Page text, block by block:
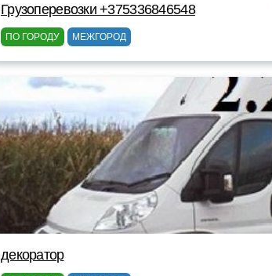
Грузоперевозки +375336846548
ПО ГОРОДУ МЕЖГОРОД
декоратор